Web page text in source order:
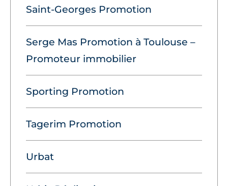
Saint-Georges Promotion
Serge Mas Promotion à Toulouse –
Promoteur immobilier
Sporting Promotion
Tagerim Promotion
Urbat